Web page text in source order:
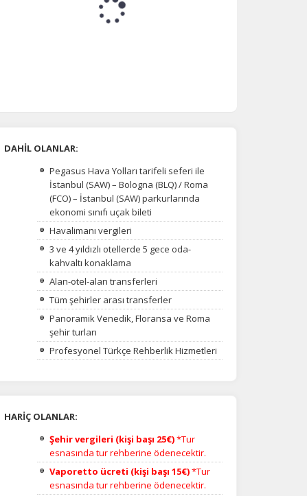
DAHİL OLANLAR:
Pegasus Hava Yolları tarifeli seferi ile
İstanbul (SAW) – Bologna (BLQ) / Roma
(FCO) – İstanbul (SAW) parkurlarında
ekonomi sınıfı uçak bileti
Havalimanı vergileri
3 ve 4 yıldızlı otellerde 5 gece oda-
kahvaltı konaklama
Alan-otel-alan transferleri
Tüm şehirler arası transferler
Panoramik Venedik, Floransa ve Roma
şehir turları
Profesyonel Türkçe Rehberlik Hizmetleri
HARİÇ OLANLAR:
Şehir vergileri (kişi başı 25€)*Tur
esnasında tur rehberine ödenecektir.
Vaporetto ücreti (kişi başı 15€)*Tur
esnasında tur rehberine ödenecektir.